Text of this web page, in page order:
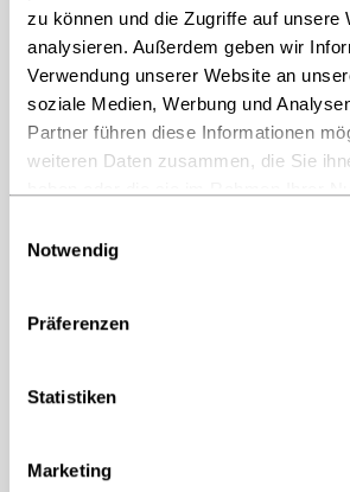
zu können und die Zugriffe auf unsere
analysieren. Außerdem geben wir
Verwendung unserer Website an
soziale Medien, Werbung und
Partner führen diese Informationen
weiteren Daten zusammen, die Sie
Weitere Informationen finden Sie in
Notwendig
Präferenzen
Statistiken
Marketing
Aufsichtsrates, Thalia
Verlagsleiterin und Vorständin,